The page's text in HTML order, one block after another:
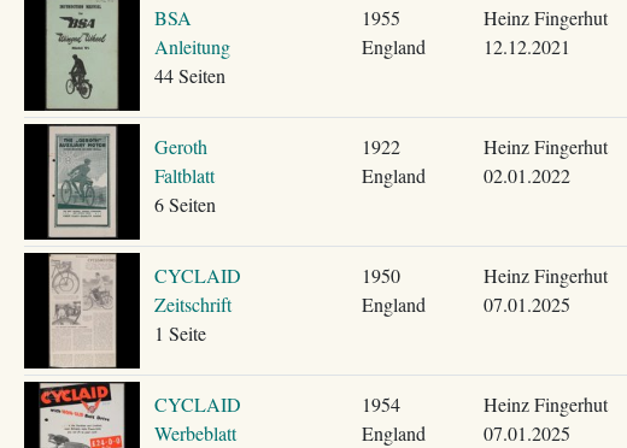
BSA
Anleitung
44 Seiten
1955
England
Heinz Fingerhut
12.12.2021
Geroth
Faltblatt
6 Seiten
1922
England
Heinz Fingerhut
02.01.2022
CYCLAID
Zeitschrift
1 Seite
1950
England
Heinz Fingerhut
07.01.2025
CYCLAID
Werbeblatt
1954
England
Heinz Fingerhut
07.01.2025